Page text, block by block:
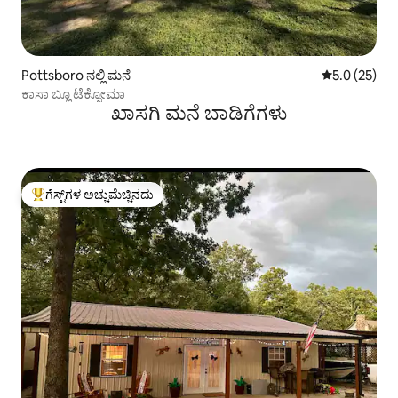
Pottsboro ನಲ್ಲಿ ಮನೆ 5 ರಲ್ಲಿ 5.0
5.0 (25)
ಕಾಸಾ ಬ್ಲೂ ಟೆಕ್ಸೋಮಾ
ಖಾಸಗಿ ಮನೆ ಬಾಡಿಗೆಗಳು
ಗೆಸ್ಟ್‌ಗಳಿಗೆ ಅತಿ ಹೆಚ್ಚು ಅಚ್ಚುಮೆಚ್ಚಿನದು
ಗೆಸ್ಟ್‌ಗಳ ಅಚ್ಚುಮೆಚ್ಚಿನದು